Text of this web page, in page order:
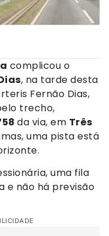
complicou o
, na tarde desta
Fernão Dias,
trecho,
da via, em Três
uma pista está
uma fila
e não há previsão